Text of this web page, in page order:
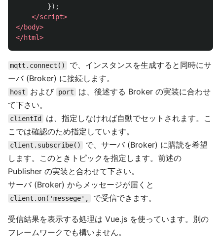
});
</script>
</body>
</html>
mqtt.connect()
で、インスタンスを生成すると同時にサ
ーバ (Broker) に接続します。
host および port
は、後述する Broker の実装に合わせ
て下さい。
clientId
は、指定しなければ自動でセットされます。こ
こでは確認のため指定しています。
client.subscribe()
で、サーバ (Broker) に購読を希望
します。このときトピックを指定します。前述の
Publisher の実装と合わせて下さい。
サーバ (Broker) からメッセージが届くと
client.on('messege', で受信できます。
受信結果を表示する処理は Vue.js を使っています。別の
フレームワークでも構いません。